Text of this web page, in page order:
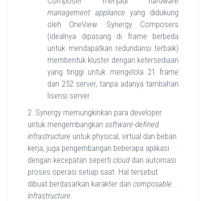
management appliance yang didukung
oleh OneView. Synergy Composers
(idealnya dipasang di frame berbeda
untuk mendapatkan redundansi terbaik)
membentuk kluster dengan ketersediaan
yang tinggi untuk mengelola 21 frame
dan 252 server, tanpa adanya tambahan
lisensi server.
2. Synergy memungkinkan para developer
untuk mengembangkan software-defined
infrastructure untuk physical, virtual dan beban
kerja, juga pengembangan beberapa aplikasi
dengan kecepatan seperti cloud dan automasi
proses operasi setiap saat. Hal tersebut
dibuat berdasarkan karakter dari composable
infrastructure: